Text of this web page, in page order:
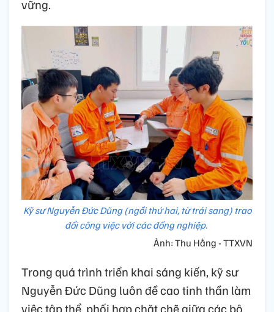
vững.
Kỹ sư Nguyễn Đức Dũng (ngồi thứ hai, từ trái sang) trao
đổi công việc với các đồng nghiệp.
Ảnh: Thu Hằng - TTXVN
Trong quá trình triển khai sáng kiến, kỹ sư
Nguyễn Đức Dũng luôn đề cao tinh thần làm
việc tập thể, phối hợp chặt chẽ giữa các bộ